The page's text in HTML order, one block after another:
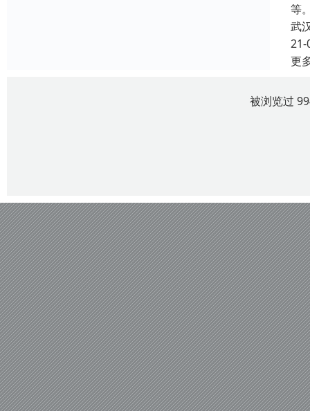
等
武
21-
更
被浏览过